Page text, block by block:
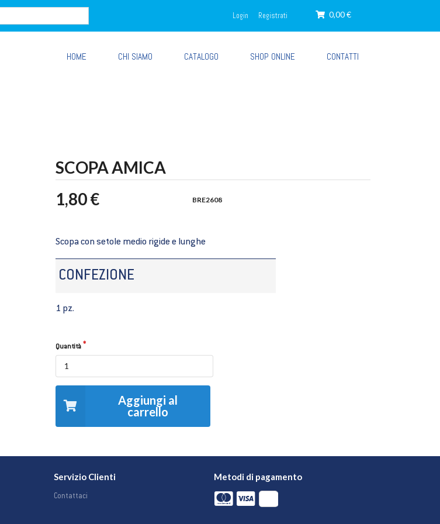
Login Registrati 0,00 €
HOME CHI SIAMO CATALOGO SHOP ONLINE CONTATTI
SCOPA AMICA
1,80 €
BRE2608
Scopa con setole medio rigide e lunghe
CONFEZIONE
1 pz.
Quantità
Aggiungi al
carrello
Servizio Clienti
Contattaci
Metodi di pagamento